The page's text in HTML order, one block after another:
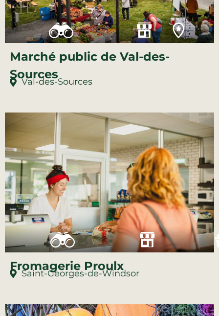
Marché public de Val-des-
Sources
Val-des-Sources
Fromagerie Proulx
Saint-Georges-de-Windsor